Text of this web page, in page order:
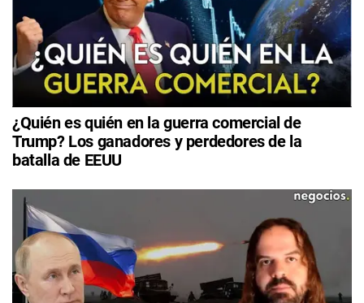
¿Quién es quién en la guerra comercial de
Trump? Los ganadores y perdedores de la
batalla de EEUU